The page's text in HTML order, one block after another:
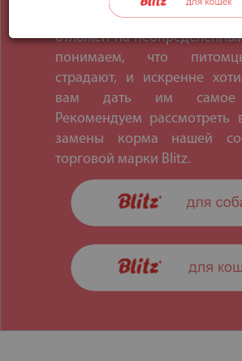
вопрос о возобновлении
отложен на
понимаем, что
страдают, и искренне
вам дать им самое
Рекомендуем рассмотреть
замены корма нашей
торговой марки Blitz.